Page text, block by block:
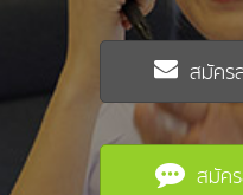
สมัคร
สมัค